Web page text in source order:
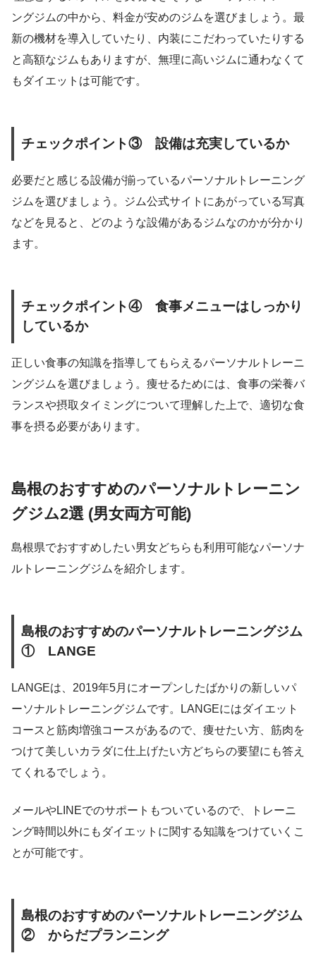
ングジムの中から、料金が安めのジムを選びましょう。最
新の機材を導入していたり、内装にこだわっていたりする
と高額なジムもありますが、無理に高いジムに通わなくて
もダイエットは可能です。
チェックポイント③ 設備は充実しているか
必要だと感じる設備が揃っているパーソナルトレーニング
ジムを選びましょう。ジム公式サイトにあがっている写真
などを見ると、どのような設備があるジムなのかが分かり
ます。
チェックポイント④ 食事メニューはしっかり
しているか
正しい食事の知識を指導してもらえるパーソナルトレーニ
ングジムを選びましょう。痩せるためには、食事の栄養バ
ランスや摂取タイミングについて理解した上で、適切な食
事を摂る必要があります。
島根のおすすめのパーソナルトレーニン
グジム2選 (男女両方可能)
島根県でおすすめしたい男女どちらも利用可能なパーソナ
ルトレーニングジムを紹介します。
島根のおすすめのパーソナルトレーニングジム
① LANGE
LANGEは、2019年5月にオープンしたばかりの新しいパ
ーソナルトレーニングジムです。LANGEにはダイエット
コースと筋肉増強コースがあるので、痩せたい方、筋肉を
つけて美しいカラダに仕上げたい方どちらの要望にも答え
てくれるでしょう。
メールやLINEでのサポートもついているので、トレーニ
ング時間以外にもダイエットに関する知識をつけていくこ
とが可能です。
島根のおすすめのパーソナルトレーニングジム
② からだプランニング